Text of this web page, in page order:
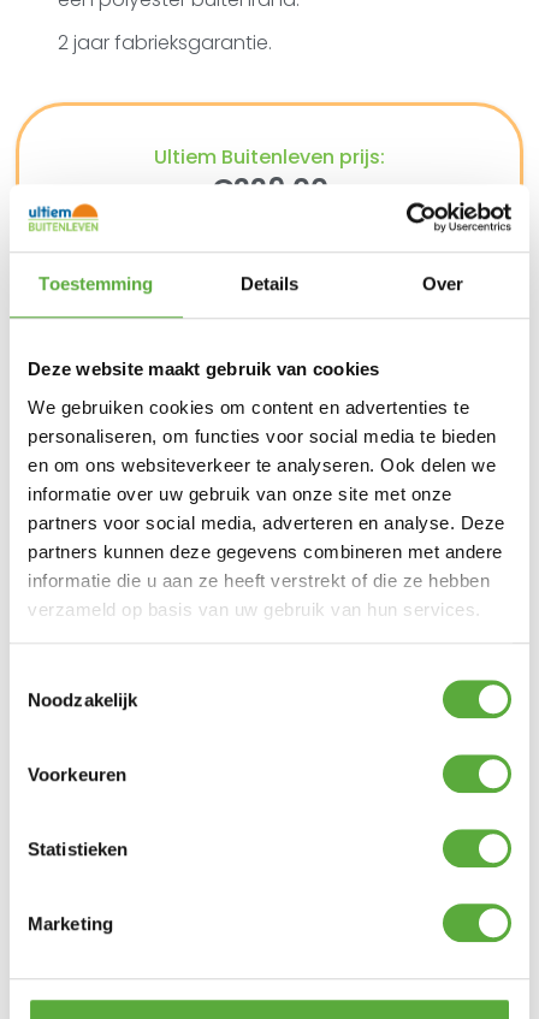
Toestemming Details Over
Deze website maakt gebruik van cookies
We gebruiken cookies om content en advertenties te
personaliseren, om functies voor social media te bieden
en om ons websiteverkeer te analyseren. Ook delen we
informatie over uw gebruik van onze site met onze
partners voor social media, adverteren en analyse. Deze
partners kunnen deze gegevens combineren met andere
informatie die u aan ze heeft verstrekt of die ze hebben
verzameld op basis van uw gebruik van hun services.
Noodzakelijk
Voorkeuren
Statistieken
Marketing
2 jaar fabrieksgarantie.
Ultiem Buitenleven prijs:
€229,00
2 op voorraad
In winkelmand
Achteraf betalen mogelijk
Snelle verzending & levering aan huis
Kopersbescherming met Trusted Shops
Categorie Tuindecoratie
Merk:4 Seasons Outdoor
Merk
4 Seasons Outdoor
Kleur
Grijs
Materiaal
Polyester
Vorm